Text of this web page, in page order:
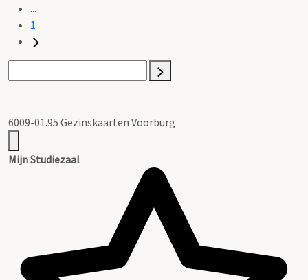
...
1
6009-01.95 Gezinskaarten Voorburg
Mijn Studiezaal